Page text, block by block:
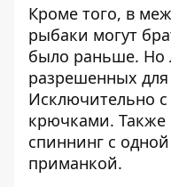
Кроме того, в
рыбаки могут
было раньше. Но
разрешенных для
Исключительно с
крючками. Также
спиннинг с
приманкой.